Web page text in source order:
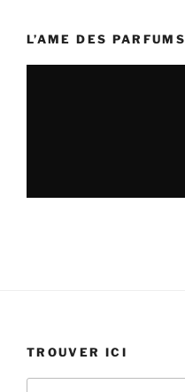
L’AME DES PARFUMS
TROUVER ICI